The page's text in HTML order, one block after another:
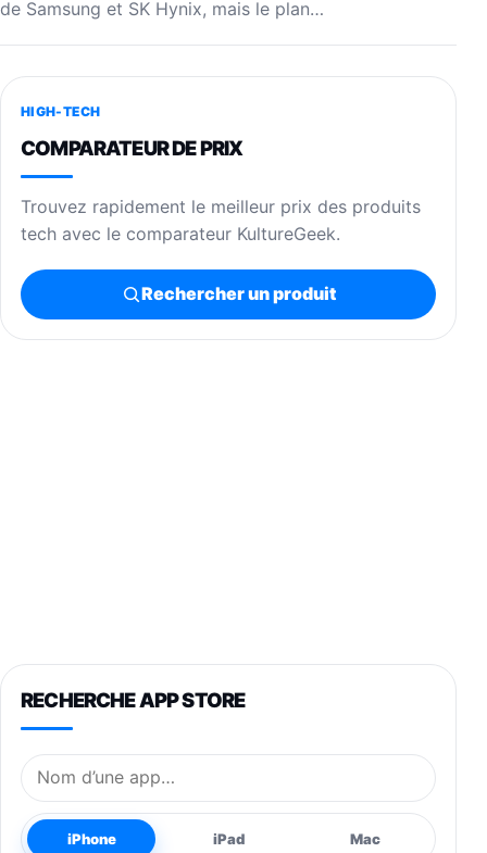
de Samsung et SK Hynix, mais le plan…
HIGH-TECH
COMPARATEUR DE PRIX
Trouvez rapidement le meilleur prix des produits
tech avec le comparateur KultureGeek.
Rechercher un produit
RECHERCHE APP STORE
Nom de l’application
iPhone iPad Mac